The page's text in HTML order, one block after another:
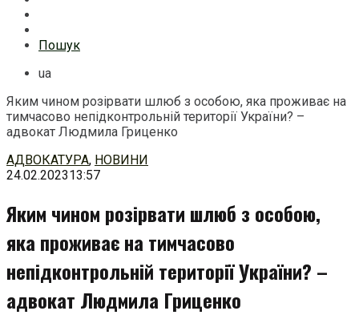
Пошук
ua
Яким чином розірвати шлюб з особою, яка проживає на
тимчасово непідконтрольній території України? –
адвокат Людмила Гриценко
Перейти
до
АДВОКАТУРА, НОВИНИ
24.02.202313:57
Яким чином розірвати шлюб з особою,
яка проживає на тимчасово
непідконтрольній території України? –
адвокат Людмила Гриценко